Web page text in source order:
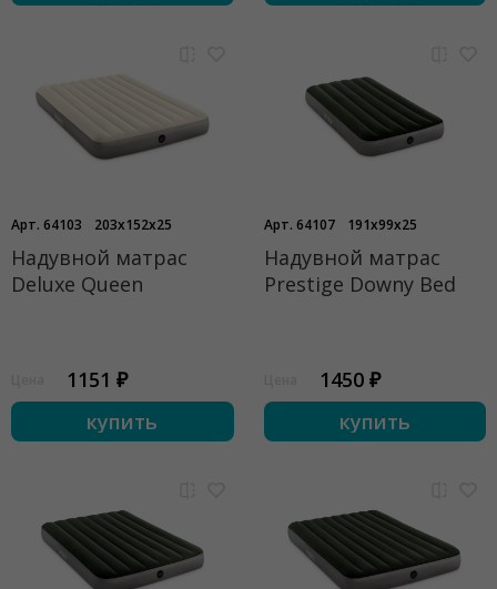
Арт. 64103 203x152x25
Надувной матрас
Deluxe Queen
1151 ₽
купить
Арт. 64107 191x99x25
Надувной матрас
Prestige Downy Bed
1450 ₽
купить